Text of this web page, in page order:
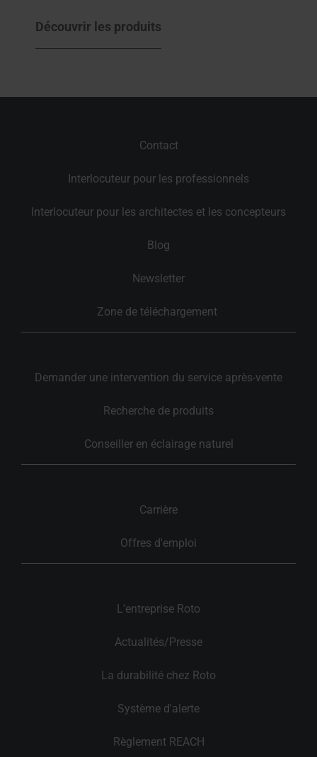
Découvrir les produits
Contact
Interlocuteur pour les professionnels
Interlocuteur pour les architectes et les concepteurs
Blog
Newsletter
Zone de téléchargement
Demander une intervention du service après-vente
Recherche de produits
Conseiller en éclairage naturel
Carrière
Offres d'emploi
L'entreprise Roto
Actualités/Presse
La durabilité chez Roto
Système d'alerte
Règlement REACH